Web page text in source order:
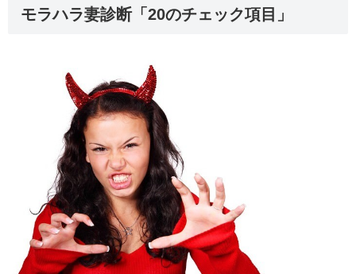
モラハラ妻診断「20のチェック項目」